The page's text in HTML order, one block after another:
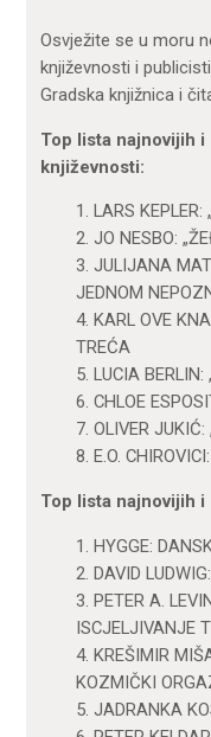
Osvježite se u moru
književnosti i
Gradska knjižnica i
Top lista najnovijih
književnosti:
1. LARS KEPLER:
2. JO NESBO:
3. JULIJANA
JEDNOM
4. KARL OVE
TREĆA
5. LUCIA
6. CHLOE
7. OLIVER JUKIĆ:
8. E.O.
Top lista najnovijih
1. HYGGE:
2. DAVID
3. PETER A.
ISCJELJIVANJE
4. KREŠIMIR
KOZMIČKI
5. JADRANKA